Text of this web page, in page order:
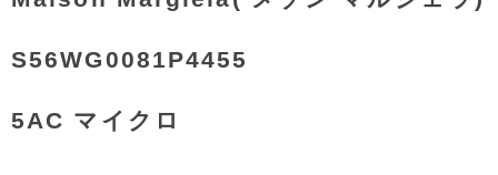
S56WG0081P4455
5AC マイクロ